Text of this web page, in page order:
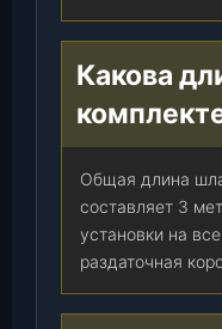
Какова
Общая длина
составляет 3
установки на
раздаточная